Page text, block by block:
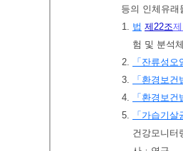
등의 인체유
1. 법 제22조
험 및 분석
2.
「잔류성
3.
「환경보건
4.
「환경보건
5.
「가습기
건강모니터